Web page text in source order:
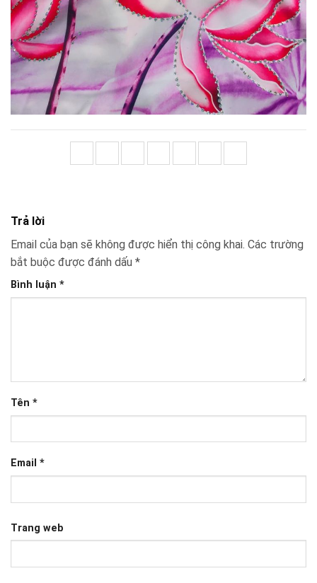
Trả lời
Email của bạn sẽ không được hiển thị công khai. Các trường
bắt buộc được đánh dấu *
Bình luận *
Tên *
Email *
Trang web